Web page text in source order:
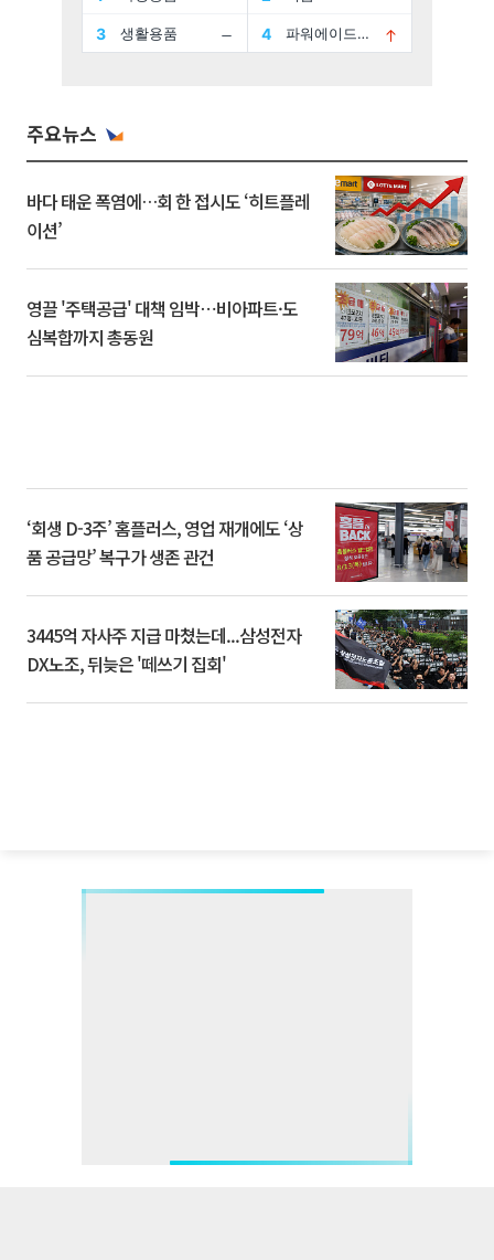
주요뉴스
바다 태운 폭염에…회 한 접시도 ‘히트플레
이션’
영끌 '주택공급' 대책 임박⋯비아파트·도
심복합까지 총동원
‘회생 D-3주’ 홈플러스, 영업 재개에도 ‘상
품 공급망’ 복구가 생존 관건
3445억 자사주 지급 마쳤는데...삼성전자
DX노조, 뒤늦은 '떼쓰기 집회'